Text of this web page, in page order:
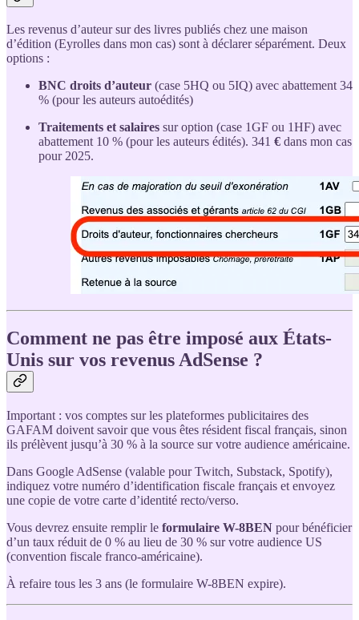
Les revenus d’auteur sur des livres publiés chez une maison
d’édition (Eyrolles dans mon cas) sont à déclarer séparément. Deux
options :
BNC droits d’auteur (case 5HQ ou 5IQ) avec abattement 34
% (pour les auteurs autoédités)
Traitements et salaires sur option (case 1GF ou 1HF) avec
abattement 10 % (pour les auteurs édités). 341 € dans mon cas
pour 2025.
Comment ne pas être imposé aux États-
Unis sur vos revenus AdSense ?
Important : vos comptes sur les plateformes publicitaires des
GAFAM doivent savoir que vous êtes résident fiscal français, sinon
ils prélèvent jusqu’à 30 % à la source sur votre audience américaine.
Dans Google AdSense (valable pour Twitch, Substack, Spotify),
indiquez votre numéro d’identification fiscale français et envoyez
une copie de votre carte d’identité recto/verso.
Vous devrez ensuite remplir le formulaire W-8BEN pour bénéficier
d’un taux réduit de 0 % au lieu de 30 % sur votre audience US
(convention fiscale franco-américaine).
À refaire tous les 3 ans (le formulaire W-8BEN expire).